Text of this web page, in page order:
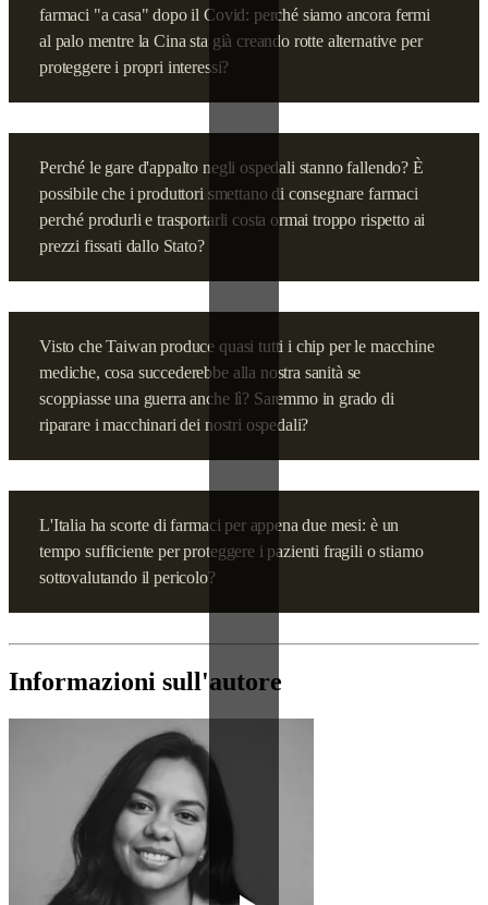
farmaci "a casa" dopo il Covid: perché siamo ancora fermi
al palo mentre la Cina sta già creando rotte alternative per
proteggere i propri interessi?
Perché le gare d'appalto negli ospedali stanno fallendo? È
possibile che i produttori smettano di consegnare farmaci
perché produrli e trasportarli costa ormai troppo rispetto ai
prezzi fissati dallo Stato?
Visto che Taiwan produce quasi tutti i chip per le macchine
mediche, cosa succederebbe alla nostra sanità se
scoppiasse una guerra anche lì? Saremmo in grado di
riparare i macchinari dei nostri ospedali?
L'Italia ha scorte di farmaci per appena due mesi: è un
tempo sufficiente per proteggere i pazienti fragili o stiamo
sottovalutando il pericolo?
Informazioni sull'autore